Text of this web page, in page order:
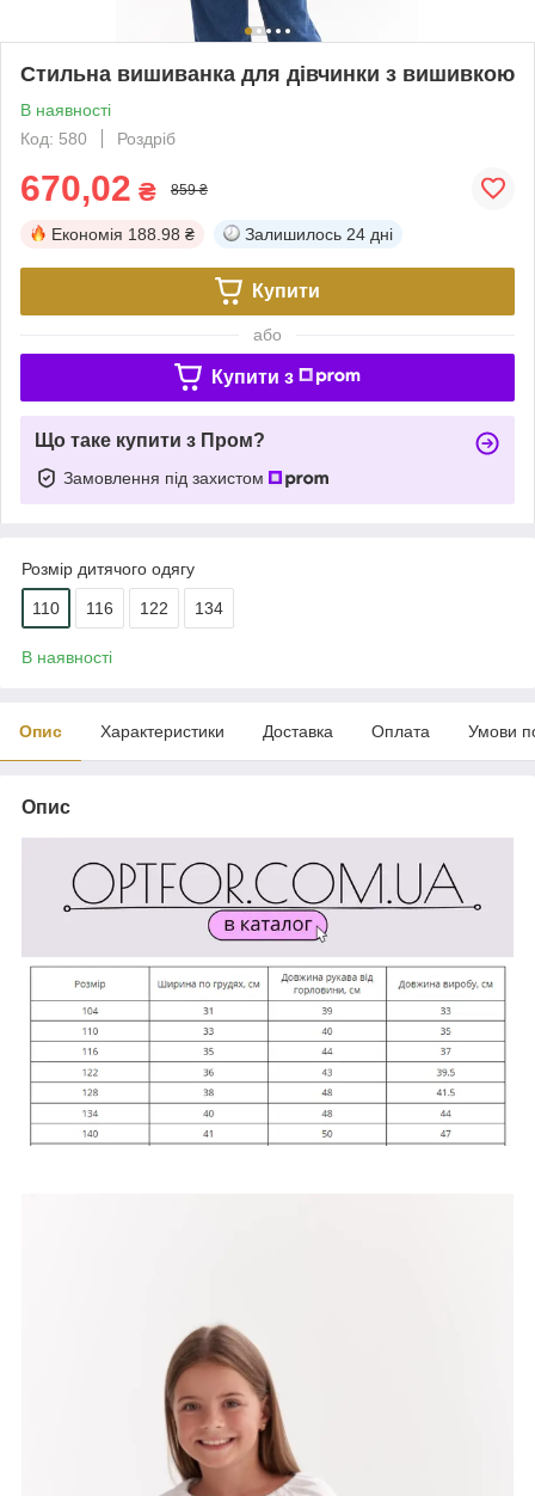
Стильна вишиванка для дівчинки з вишивкою
В наявності
Код: 580
Роздріб
670,02 ₴ 859 ₴
Економія 188.98 ₴ Залишилось 24 дні
Купити
або
Купити з
Що таке купити з Пром?
Замовлення під захистом
Розмір дитячого одягу
110 116 122 134
В наявності
Опис Характеристики Доставка Оплата Умови
Опис